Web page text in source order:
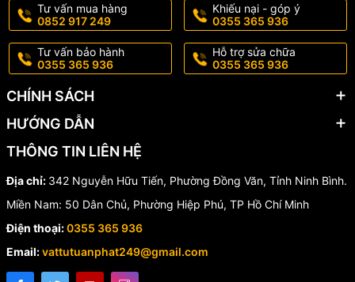
Tư vấn mua hàng
0852 917 249
Khiếu nại - góp ý
0355 365 936
Tư vấn bảo hành
0355 365 936
Hỗ trợ sửa chữa
0355 365 936
CHÍNH SÁCH
HƯỚNG DẪN
THÔNG TIN LIÊN HỆ
Địa chỉ: 342 Nguyễn Hữu Tiến, Phường Đồng Văn, Tỉnh Ninh Bình.
Miền Nam: 50 Dân Chủ, Phường Hiệp Phú, TP Hồ Chí Minh
Điện thoại:0355 365 936
Email:vattutuanphat249@gmail.com